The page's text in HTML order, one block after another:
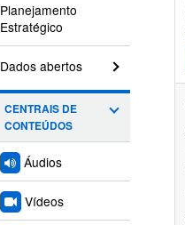
Planejamento
Estratégico
Dados abertos
CENTRAIS DE
CONTEÚDOS
Áudios
Vídeos